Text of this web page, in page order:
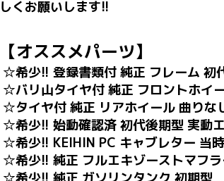
しくお願いします!!
【オススメパーツ】
☆希少!! 登録書類付 純正 フレーム 初
☆バリ山タイヤ付 純正 フロントホイ
☆タイヤ付 純正 リアホイール 曲りな
☆希少!! 始動確認済 初代後期型 実動
☆希少!! KEIHIN PC キャブレター 当
☆希少!! 純正 フルエキゾーストマフ